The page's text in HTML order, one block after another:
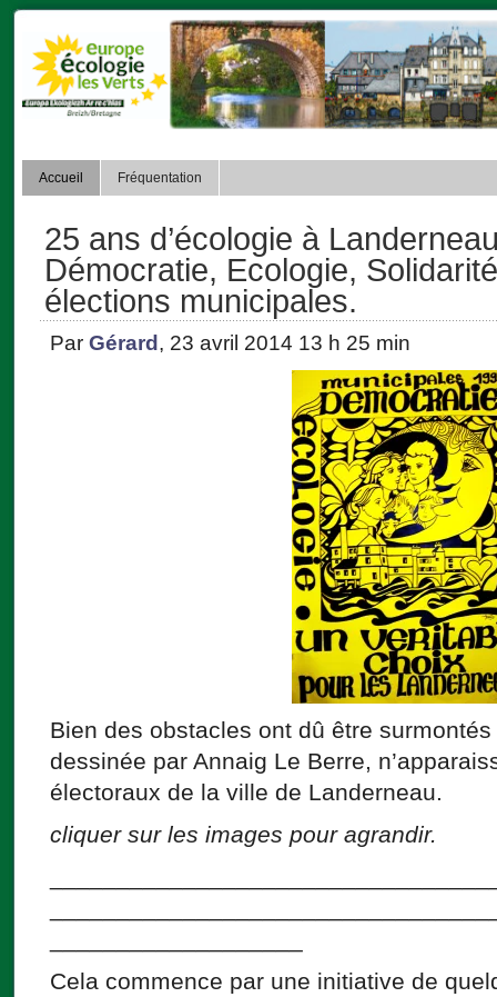
Accueil Fréquentation
25 ans d’écologie à
Démocratie, Ecologie,
élections municipales.
Par Gérard , 23 avril 2014 13 h 25 min
Bien des obstacles ont dû être
dessinée par Annaig Le Berre,
électoraux de la ville de Landerneau.
cliquer sur les images pour agrandir.
Cela commence par une initiative de